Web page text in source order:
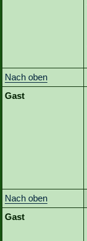
Nach oben
Gast
Nach oben
Gast